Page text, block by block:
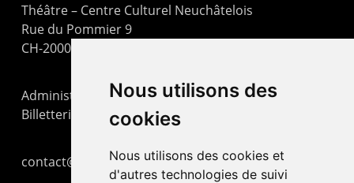
Nous utilisons des
cookies
Nous utilisons des cookies et
d'autres technologies de suivi
Théâtre – Centre Culturel Neuchâtelois
Rue du Pommier 9
CH-2000 Neuchâtel
Administration : +41 32 725 03 03
Billetterie : +41 32 725 05 05
contact@lepommier.ch